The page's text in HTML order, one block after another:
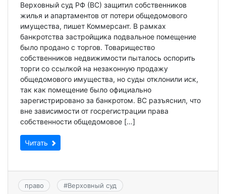
Верховный суд РФ (ВС) защитил собственников
жилья и апартаментов от потери общедомового
имущества, пишет Коммерсант. В рамках
банкротства застройщика подвальное помещение
было продано с торгов. Товарищество
собственников недвижимости пыталось оспорить
торги со ссылкой на незаконную продажу
общедомового имущества, но суды отклонили иск,
так как помещение было официально
зарегистрировано за банкротом. ВС разъяснил, что
вне зависимости от госрегистрации права
собственности общедомовое […]
Читать
право #Верховный суд